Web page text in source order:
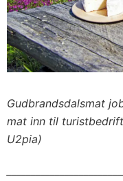
Gudbrandsdalsmat
mat inn til
U2pia)